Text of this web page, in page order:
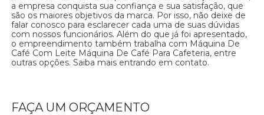
a empresa conquista sua confiança e sua satisfação, que
são os maiores objetivos da marca. Por isso, não deixe de
falar conosco para esclarecer cada uma de suas dúvidas
com nossos funcionários. Além do que já foi apresentado,
o empreendimento também trabalha com Máquina De
Café Com Leite Máquina De Café Para Cafeteria, entre
outras opções. Saiba mais entrando em contato.
FAÇA UM ORÇAMENTO